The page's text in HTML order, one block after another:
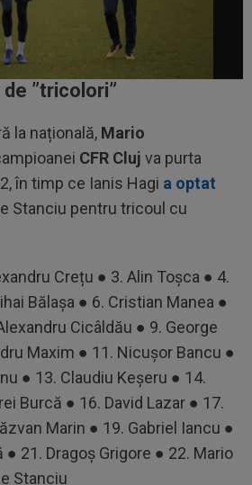
”tricolori”
la națională, Mario
CFR Cluj va purta
în timp ce Ianis Hagi a optat
Stanciu pentru tricoul cu
Crețu ● 3. Alin Toșca ● 4.
Bălașa ● 6. Cristian Manea ●
Cicâldău ● 9. George
Maxim ● 11. Nicușor Bancu ●
● 13. Claudiu Keșeru ● 14.
Burcă ● 16. David Lazar ● 17.
Marin ● 19. Gabriel Iancu ●
21. Dragoș Grigore ● 22. Mario
Stanciu